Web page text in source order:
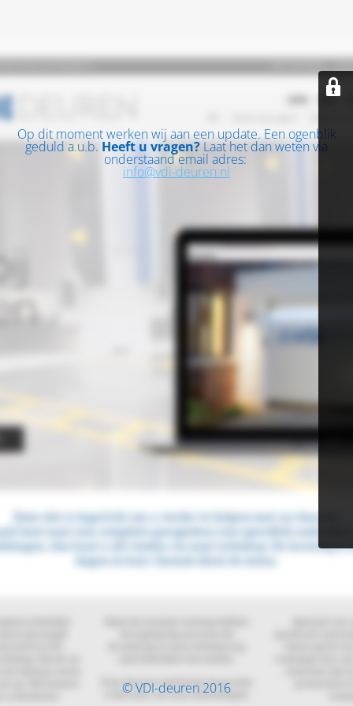
Op dit moment werken wij aan een update. Een ogenblik
geduld a.u.b. Heeft u vragen? Laat het dan weten via
onderstaand email adres:
info@vdi-deuren.nl
© VDI-deuren 2016